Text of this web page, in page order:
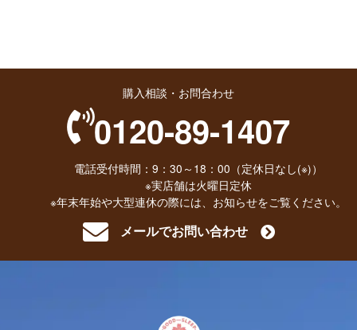
購入相談・お問合わせ
0120-89-1407
電話受付時間：9：30～18：00（定休日なし(※)）
※実店舗は火曜日定休
※年末年始や大型連休の際には、お知らせをご覧ください。
メールでお問い合わせ